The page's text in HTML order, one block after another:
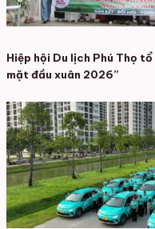
Hiệp hội Du lịch Phú Thọ
mặt đầu xuân 2026”